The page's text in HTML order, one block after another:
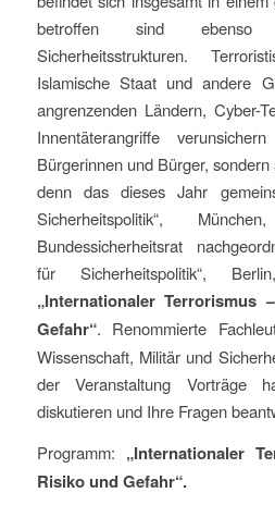
betroffen sind ebenso
Sicherheitsstrukturen.
Islamische Staat und andere
angrenzenden Ländern, Cyber-
Innentäterangriffe
Bürgerinnen und Bürger,
denn das dieses Jahr
Sicherheitspolitik“,
Bundessicherheitsrat
für Sicherheitspolitik“,
„Internationaler Terrorismus
Gefahr“. Renommierte
Wissenschaft, Militär und
der Veranstaltung Vorträge
diskutieren und Ihre Fragen
Programm: „Internationaler
Risiko und Gefahr“.